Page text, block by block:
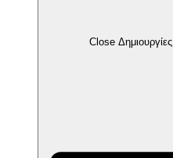
Close Δημιουργίες